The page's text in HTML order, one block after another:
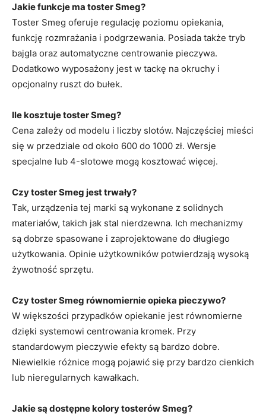
Jakie funkcje ma toster Smeg?
Toster Smeg oferuje regulację poziomu opiekania,
funkcję rozmrażania i podgrzewania. Posiada także tryb
bajgla oraz automatyczne centrowanie pieczywa.
Dodatkowo wyposażony jest w tackę na okruchy i
opcjonalny ruszt do bułek.
Ile kosztuje toster Smeg?
Cena zależy od modelu i liczby slotów. Najczęściej mieści
się w przedziale od około 600 do 1000 zł. Wersje
specjalne lub 4-slotowe mogą kosztować więcej.
Czy toster Smeg jest trwały?
Tak, urządzenia tej marki są wykonane z solidnych
materiałów, takich jak stal nierdzewna. Ich mechanizmy
są dobrze spasowane i zaprojektowane do długiego
użytkowania. Opinie użytkowników potwierdzają wysoką
żywotność sprzętu.
Czy toster Smeg równomiernie opieka pieczywo?
W większości przypadków opiekanie jest równomierne
dzięki systemowi centrowania kromek. Przy
standardowym pieczywie efekty są bardzo dobre.
Niewielkie różnice mogą pojawić się przy bardzo cienkich
lub nieregularnych kawałkach.
Jakie są dostępne kolory tosterów Smeg?